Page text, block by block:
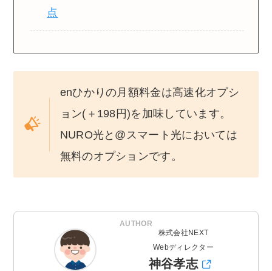
点
enひかりの月額料金は高速化オプシ
ョン(＋198円)を加味しています。
NURO光と@スマート光においては
無料のオプションです。
AUTHOR
株式会社NEXT
Webディレクター
神谷孝志